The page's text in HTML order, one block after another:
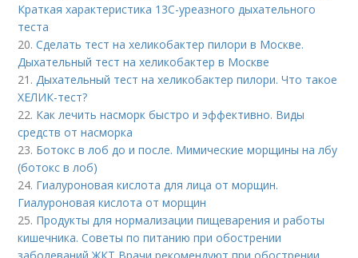
Краткая характеристика 13С-уреазного дыхательного
теста
20.Сделать тест на хеликобактер пилори в Москве.
Дыхательный тест на хеликобактер в Москве
21.Дыхательный тест на хеликобактер пилори. Что такое
ХЕЛИК-тест?
22. Как лечить насморк быстро и эффективно. Виды
средств от насморка
23. Ботокс в лоб до и после. Мимические морщины на лбу
(ботокс в лоб)
24. Гиалуроновая кислота для лица от морщин.
Гиалуроновая кислота от морщин
25. Продукты для нормализации пищеварения и работы
кишечника. Советы по питанию при обострении